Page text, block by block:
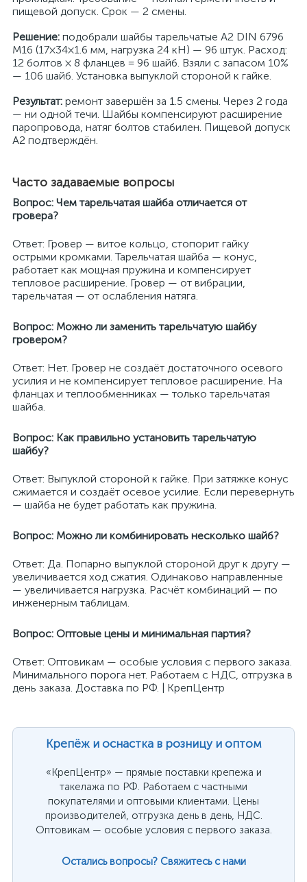
пищевой допуск. Срок — 2 смены.
Решение: подобрали шайбы тарельчатые A2 DIN 6796
M16 (17×34×1.6 мм, нагрузка 24 кН) — 96 штук. Расход:
12 болтов × 8 фланцев = 96 шайб. Взяли с запасом 10%
— 106 шайб. Установка выпуклой стороной к гайке.
Результат: ремонт завершён за 1.5 смены. Через 2 года
— ни одной течи. Шайбы компенсируют расширение
паропровода, натяг болтов стабилен. Пищевой допуск
A2 подтверждён.
Часто задаваемые вопросы
Вопрос: Чем тарельчатая шайба отличается от
гровера?
Ответ: Гровер — витое кольцо, стопорит гайку
острыми кромками. Тарельчатая шайба — конус,
работает как мощная пружина и компенсирует
тепловое расширение. Гровер — от вибрации,
тарельчатая — от ослабления натяга.
Вопрос: Можно ли заменить тарельчатую шайбу
гровером?
Ответ: Нет. Гровер не создаёт достаточного осевого
усилия и не компенсирует тепловое расширение. На
фланцах и теплообменниках — только тарельчатая
шайба.
Вопрос: Как правильно установить тарельчатую
шайбу?
Ответ: Выпуклой стороной к гайке. При затяжке конус
сжимается и создаёт осевое усилие. Если перевернуть
— шайба не будет работать как пружина.
Вопрос: Можно ли комбинировать несколько шайб?
Ответ: Да. Попарно выпуклой стороной друг к другу —
увеличивается ход сжатия. Одинаково направленные
— увеличивается нагрузка. Расчёт комбинаций — по
инженерным таблицам.
Вопрос: Оптовые цены и минимальная партия?
Ответ: Оптовикам — особые условия с первого заказа.
Минимального порога нет. Работаем с НДС, отгрузка в
день заказа. Доставка по РФ. | КрепЦентр
Крепёж и оснастка в розницу и оптом
«КрепЦентр» — прямые поставки крепежа и
такелажа по РФ. Работаем с частными
покупателями и оптовыми клиентами. Цены
производителей, отгрузка день в день, НДС.
Оптовикам — особые условия с первого заказа.
Остались вопросы? Свяжитесь с нами